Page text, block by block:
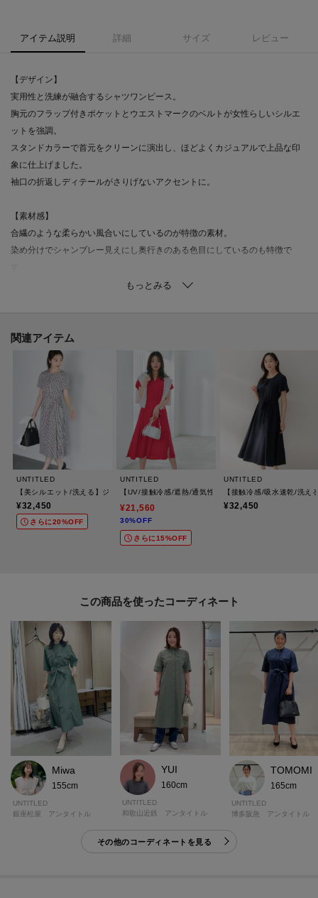
アイテム説明 詳細 サイズ レビュー
【デザイン】
実用性と洗練が融合するシャツワンピース。
胸元のフラップ付きポケットとウエストマークのベルトが女性らしいシルエ
ットを強調。
スタンドカラーで首元をクリーンに演出し、ほどよくカジュアルで上品な印
象に仕上げました。
袖口の折返しディテールがさりげないアクセントに。
【素材感】
合繊のような柔らかい風合いにしているのが特徴の素材。
染め分けでシャンブレー見えにし奥行きのある色目にしているのも特徴で
ーを合わせた抜け感のあるこなれた装いにも◎
ウエストのベルトを活用してシルエットアレンジを楽しむのもおすすめで
【仕様】
・ポケット数：胸元×2 横×2
・裏地なし
・本体と同系色のペチコート付き
※照明の関係により、実際よりも色味が違って見える場合があります。ま
た、パソコン・スマートフォンなどの環境により、若干製品と画像のカラー
モデル情報：身長163cm B80 W59 H82 着用サイズ：02（M）
関連アイテム
UNTITLED
【美シルエット/洗える】ジオメプリントワンピース
¥32,450
さらに20%OFF
UNTITLED
【UV/接触冷感/遮熱/通気性】スラブバンドカラーワンピ
¥21,560
30%OFF
さらに15%OFF
UNTITLED
【接触冷感/吸水速乾/洗え
¥32,450
この商品を使った
Miwa
155cm
UNTITLED
銀座松屋 アンタイトル
YUI
160cm
UNTITLED
和歌山近鉄 アンタイトル
TOMOMI
165cm
UNTITLED
博多阪急 アンタイトル
その他のコーディネートを見る